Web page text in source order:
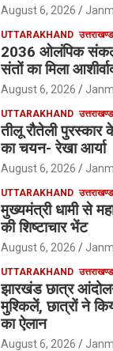
August 6, 2026
UTTARAKHAND उत्तराखण्ड
2036 ओलंपिक
संतों का मिला
August 6, 2026
UTTARAKHAND उत्तराखण्ड
तीलू रौतेली पुरस्कार
का चयन- रेखा आर्या
August 6, 2026
UTTARAKHAND उत्तराखण्ड
मुख्यमंत्री धामी से
की शिष्टाचार भेंट
August 6, 2026
UTTARAKHAND उत्तराखण्ड
झारखंड छात्र
मुश्किलें, छात्रों ने
का ऐलान
August 6, 2026